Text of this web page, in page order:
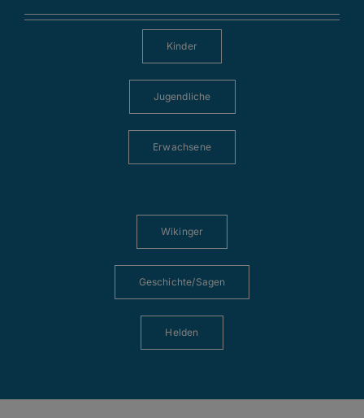
Kinder
Jugendliche
Erwachsene
Wikinger
Geschichte/Sagen
Helden